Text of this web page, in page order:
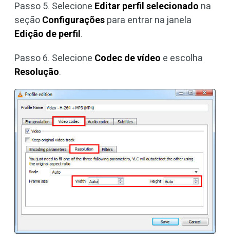
Passo 5. Selecione Editar perfil selecionado na
seção Configurações para entrar na janela
Edição de perfil .
Passo 6. Selecione Codec de vídeo e escolha
Resolução.